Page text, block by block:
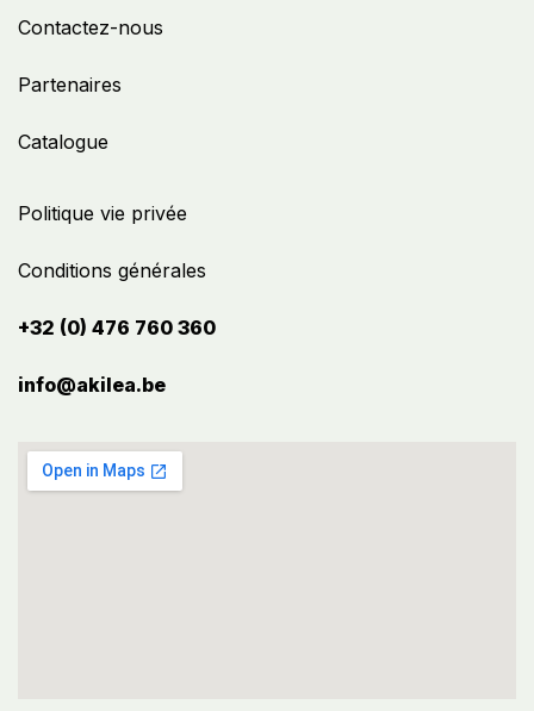
Politique vie privée
Conditions générales
+32 (0) 476 760 360
info@akilea.be​
Contactez-nous
Partenaires
Catalogue